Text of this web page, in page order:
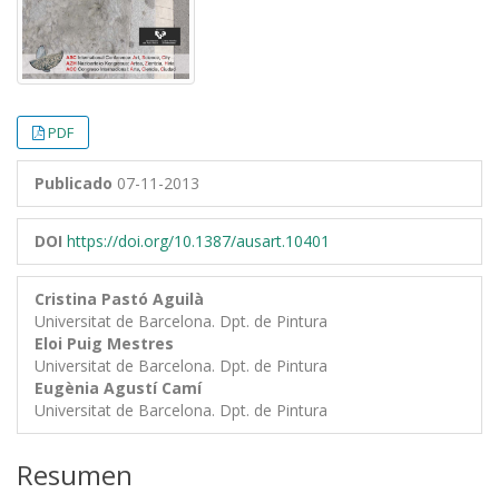
PDF
Publicado 07-11-2013
DOI https://doi.org/10.1387/ausart.10401
Cristina Pastó Aguilà
Universitat de Barcelona. Dpt. de Pintura
Eloi Puig Mestres
Universitat de Barcelona. Dpt. de Pintura
Eugènia Agustí Camí
Universitat de Barcelona. Dpt. de Pintura
Resumen